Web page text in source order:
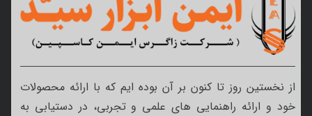
از نخستین روز تا کنون بر آن بوده ایم که با ارائه محصولات
خود و ارائه راهنمایی های علمی و تجربی، در دستیابی به